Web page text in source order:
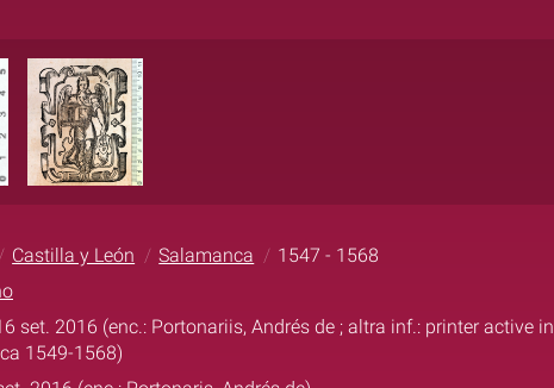
Castilla y León Salamanca
1547 - 1568
set. 2016 (enc.: Portonariis, Andrés de ; altra inf.: printer active in
1549-1568)